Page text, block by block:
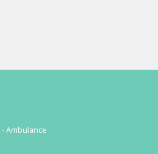
Ambulance